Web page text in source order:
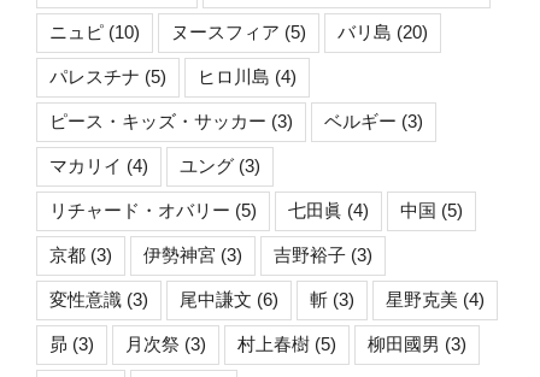
ニュピ (10) ヌースフィア (5) バリ島 (20)
パレスチナ (5) ヒロ川島 (4)
ピース・キッズ・サッカー (3) ベルギー (3)
マカリイ (4) ユング (3)
リチャード・オバリー (5) 七田眞 (4) 中国 (5)
京都 (3) 伊勢神宮 (3) 吉野裕子 (3)
変性意識 (3) 尾中謙文 (6) 斬 (3) 星野克美 (4)
昴 (3) 月次祭 (3) 村上春樹 (5) 柳田國男 (3)